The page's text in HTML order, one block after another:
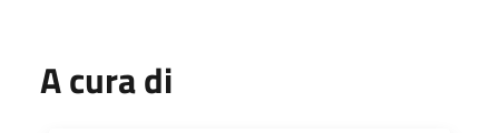
A cura di